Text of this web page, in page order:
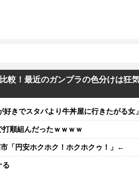
較！最近のガンプラの色分けは狂
でスタバより牛丼屋に行きたがる女」、この
打順組んだったｗｗｗｗ
「円安ホクホク！ホクホクゥ！」←
る